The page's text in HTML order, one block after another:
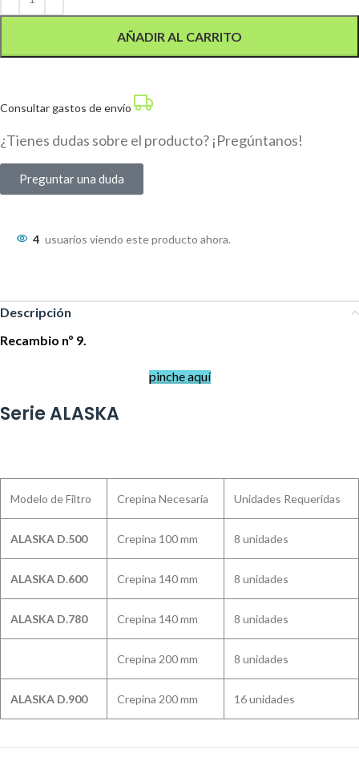
AÑADIR AL CARRITO
Consultar gastos de envío
¿Tienes dudas sobre el producto? ¡Pregúntanos!
Preguntar una duda
4 usuarios viendo este producto ahora.
Descripción
Recambio nº 9.
pinche aquí
Serie ALASKA
Modelo de Filtro Crepina Necesaria Unidades Requeridas
ALASKA D.500 Crepina 100 mm 8 unidades
ALASKA D.600 Crepina 140 mm 8 unidades
ALASKA D.780 Crepina 140 mm 8 unidades
Crepina 200 mm 8 unidades
ALASKA D.900 Crepina 200 mm 16 unidades